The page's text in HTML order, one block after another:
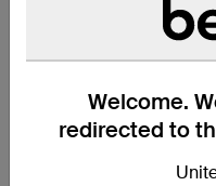
Welcome.
redirected to